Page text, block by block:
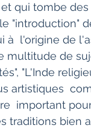
qui tombe des
"introduction"
l'origine de
multitude de
"L'Inde
artistiques
important
bien